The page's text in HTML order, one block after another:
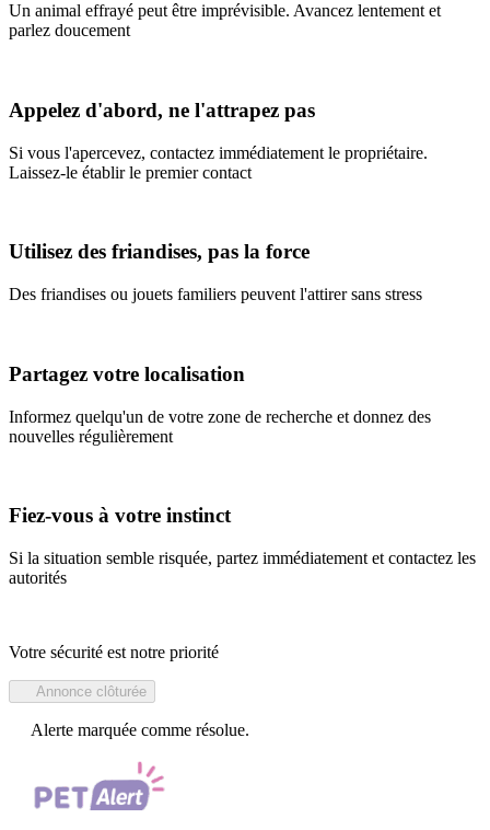
Un animal effrayé peut être imprévisible. Avancez lentement et
parlez doucement
Appelez d'abord, ne l'attrapez pas
Si vous l'apercevez, contactez immédiatement le propriétaire.
Laissez-le établir le premier contact
Utilisez des friandises, pas la force
Des friandises ou jouets familiers peuvent l'attirer sans stress
Partagez votre localisation
Informez quelqu'un de votre zone de recherche et donnez des
nouvelles régulièrement
Fiez-vous à votre instinct
Si la situation semble risquée, partez immédiatement et contactez les
autorités
Votre sécurité est notre priorité
Annonce clôturée
Alerte marquée comme résolue.